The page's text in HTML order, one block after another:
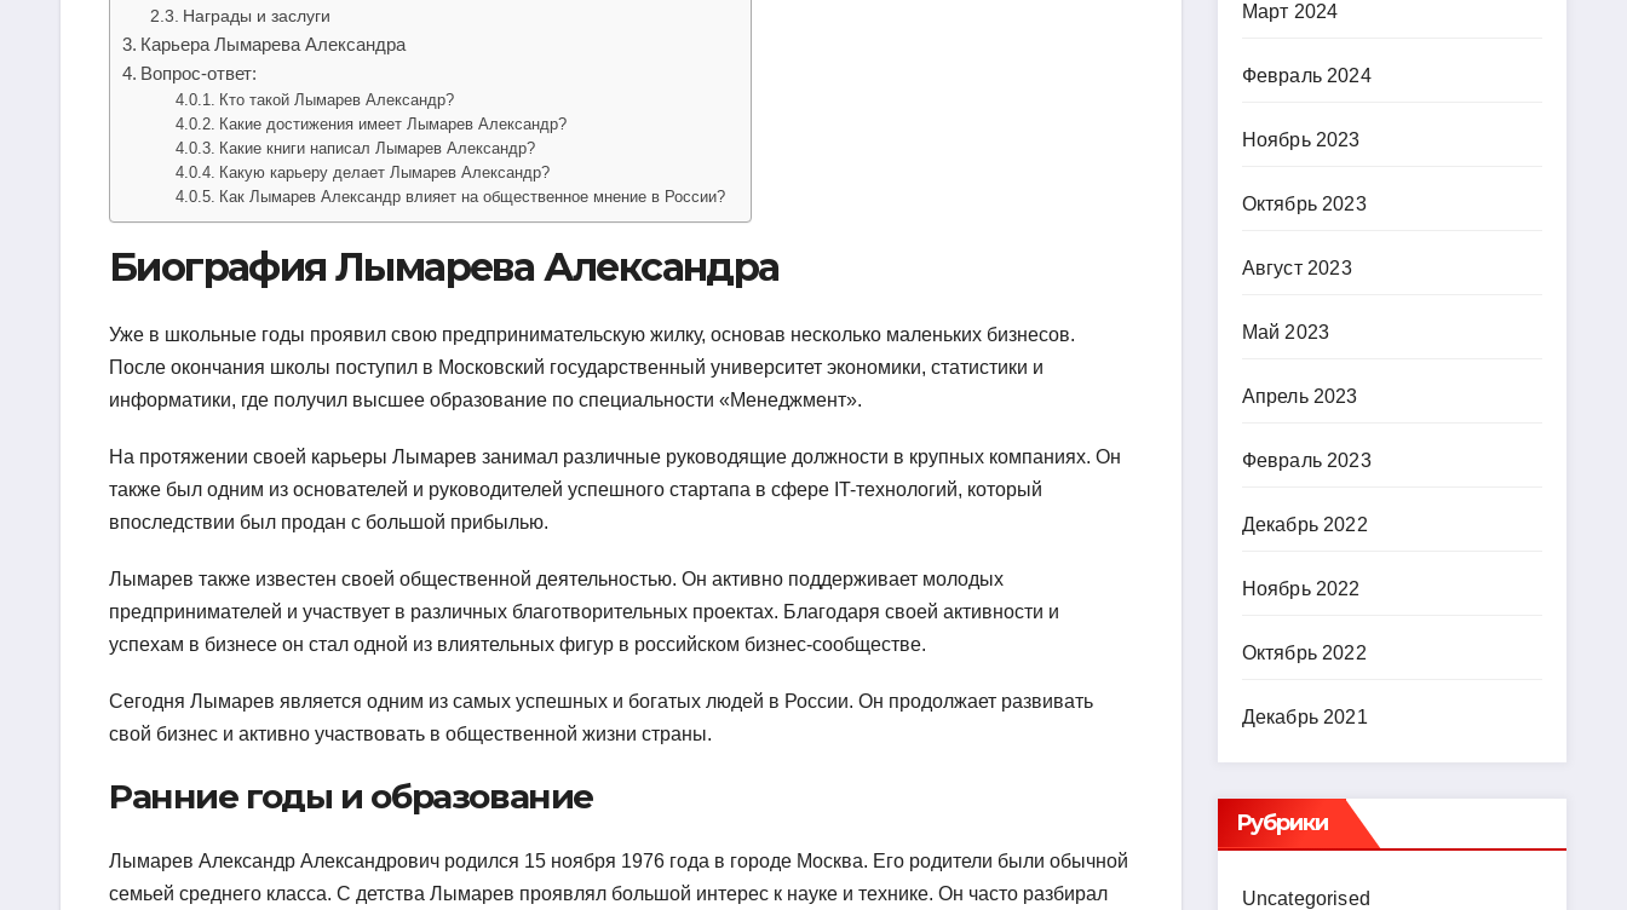
Награды и заслуги
Карьера Лымарева Александра
Вопрос-ответ:
Кто такой Лымарев Александр?
Какие достижения имеет Лымарев Александр?
Какие книги написал Лымарев Александр?
Какую карьеру делает Лымарев Александр?
Как Лымарев Александр влияет на общественное мнение в России?
Биография Лымарева Александра
Уже в школьные годы проявил свою предпринимательскую жилку, основав несколько маленьких бизнесов.
После окончания школы поступил в Московский государственный университет экономики, статистики и
информатики, где получил высшее образование по специальности «Менеджмент».
На протяжении своей карьеры Лымарев занимал различные руководящие должности в крупных компаниях. Он
также был одним из основателей и руководителей успешного стартапа в сфере IT-технологий, который
впоследствии был продан с большой прибылью.
Лымарев также известен своей общественной деятельностью. Он активно поддерживает молодых
предпринимателей и участвует в различных благотворительных проектах. Благодаря своей активности и
успехам в бизнесе он стал одной из влиятельных фигур в российском бизнес-сообществе.
Сегодня Лымарев является одним из самых успешных и богатых людей в России. Он продолжает развивать
свой бизнес и активно участвовать в общественной жизни страны.
Ранние годы и образование
Лымарев Александр Александрович родился 15 ноября 1976 года в городе Москва. Его родители были обычной
семьей среднего класса. С детства Лымарев проявлял большой интерес к науке и технике. Он часто разбирал
Март 2024
Февраль 2024
Ноябрь 2023
Октябрь 2023
Август 2023
Май 2023
Апрель 2023
Февраль 2023
Декабрь 2022
Ноябрь 2022
Октябрь 2022
Декабрь 2021
Рубрики
Uncategorised